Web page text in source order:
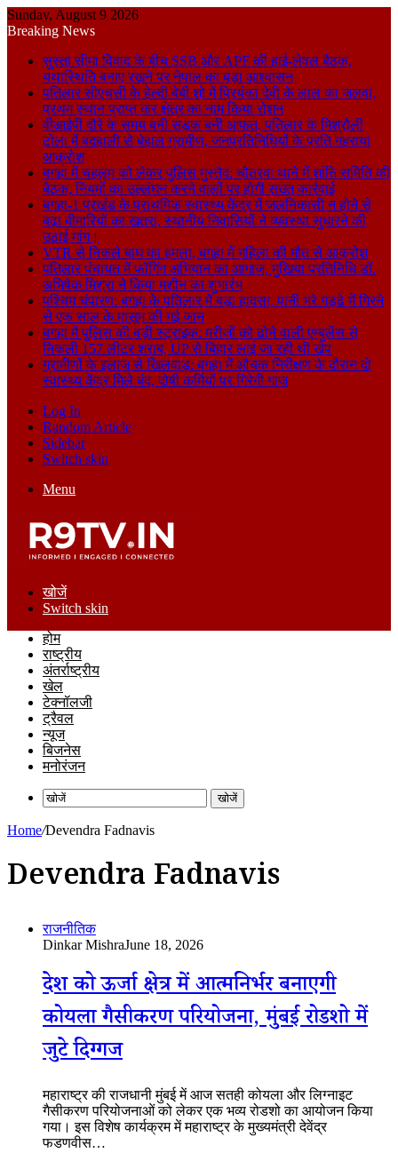
Sunday, August 9 2026
Breaking News
सुस्ता सीमा विवाद के बीच SSB और APF की हाई-लेवल बैठक,
यथास्थिति बनाए रखने पर नेपाल का बड़ा आश्वासन
पतिलार सीएचसी के हेल्दी बेबी शो में प्रियंका देवी के लाल का जलवा,
प्रथम स्थान प्राप्त कर क्षेत्र का नाम किया रोशन
वीआईपी दौरे के समय बनी सड़क बनी आफत, पतिलार के मिश्रौली
टोला में बदहाली से बेहाल ग्रामीण, जनप्रतिनिधियों के प्रति गहराया
आक्रोश
बगहा में चहलूम को लेकर पुलिस मुस्तैद: चौतरवा थाने में शांति समिति की
बैठक, नियमों का उल्लंघन करने वालों पर होगी सख्त कार्रवाई
बगहा-1 प्रखंड के प्राथमिक स्वास्थ्य केंद्र में जलनिकासी न होने से
बढ़ा बीमारियों का खतरा, स्थानीय निवासियों ने व्यवस्था सुधारने की
उठाई मांग।
VTR से निकले बाघ का हमला, बगहा में महिला की मौत से आक्रोश
पतिलार पंचायत में फॉगिंग अभियान का आगाज, मुखिया प्रतिनिधि डॉ.
अभिषेक मिश्रा ने किया मशीन का शुभारंभ
पश्चिम चंपारण: बगहा के पतिलार में बड़ा हादसा, पानी भरे गड्ढे में गिरने
से एक साल के मासूम की गई जान
बगहा में पुलिस की बड़ी स्ट्राइक: मरीजों को ढोने वाली एम्बुलेंस से
निकली 157 लीटर शराब, UP से बिहार लाई जा रही थी खेप
ग्रामीणों के इलाज से खिलवाड़: बगहा में औचक निरीक्षण के दौरान दो
स्वास्थ्य केंद्र मिले बंद, दोषी कर्मियों पर गिरेगी गाज
Log In
Random Article
Sidebar
Switch skin
Menu
खोजें
Switch skin
होम
राष्ट्रीय
अंतर्राष्ट्रीय
खेल
टेक्नॉलजी
ट्रैवल
न्यूज
बिजनेस
मनोरंजन
खोजें
Home/Devendra Fadnavis
Devendra Fadnavis
राजनीतिक
Dinkar MishraJune 18, 2026
देश को ऊर्जा क्षेत्र में आत्मनिर्भर बनाएगी
कोयला गैसीकरण परियोजना, मुंबई रोडशो में
जुटे दिग्गज
महाराष्ट्र की राजधानी मुंबई में आज सतही कोयला और लिग्नाइट
गैसीकरण परियोजनाओं को लेकर एक भव्य रोडशो का आयोजन किया
गया। इस विशेष कार्यक्रम में महाराष्ट्र के मुख्यमंत्री देवेंद्र
फडणवीस…